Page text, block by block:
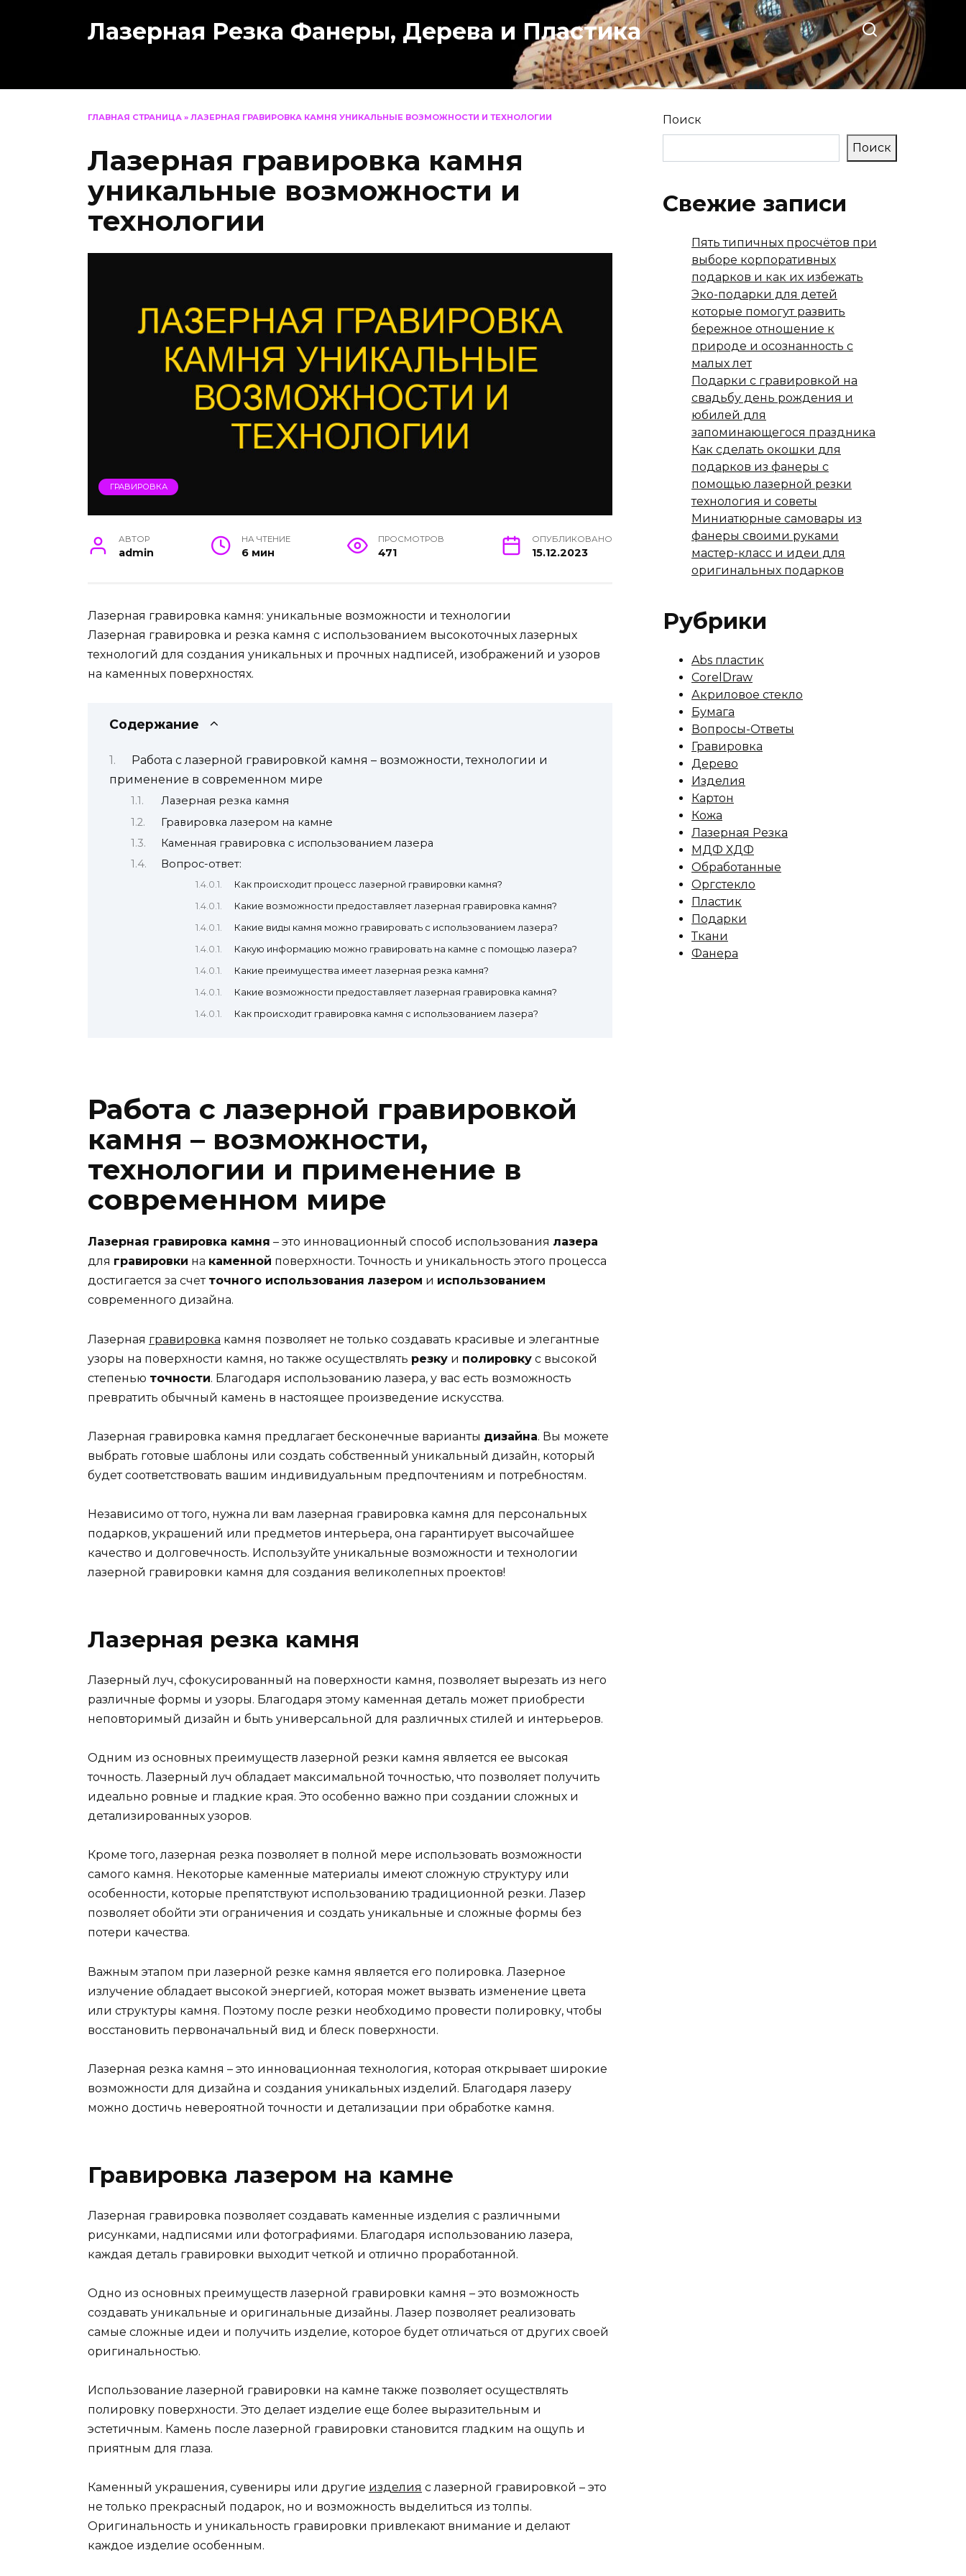
Лазерная Резка Фанеры, Дерева и Пластика
ГЛАВНАЯ СТРАНИЦА » ЛАЗЕРНАЯ ГРАВИРОВКА КАМНЯ УНИКАЛЬНЫЕ ВОЗМОЖНОСТИ И ТЕХНОЛОГИИ
Лазерная гравировка камня
уникальные возможности и
технологии
ГРАВИРОВКА
АВТОР
admin
НА ЧТЕНИЕ
6 мин
ПРОСМОТРОВ
471
ОПУБЛИКОВАНО
15.12.2023
Лазерная гравировка камня: уникальные возможности и технологии
Лазерная гравировка и резка камня с использованием высокоточных лазерных
технологий для создания уникальных и прочных надписей, изображений и узоров
на каменных поверхностях.
Содержание
Работа с лазерной гравировкой камня – возможности, технологии и
применение в современном мире
Лазерная резка камня
Гравировка лазером на камне
Каменная гравировка с использованием лазера
Вопрос-ответ:
Как происходит процесс лазерной гравировки камня?
Какие возможности предоставляет лазерная гравировка камня?
Какие виды камня можно гравировать с использованием лазера?
Какую информацию можно гравировать на камне с помощью лазера?
Какие преимущества имеет лазерная резка камня?
Какие возможности предоставляет лазерная гравировка камня?
Как происходит гравировка камня с использованием лазера?
Работа с лазерной гравировкой
камня – возможности,
технологии и применение в
современном мире
Лазерная гравировка камня – это инновационный способ использования лазера
для гравировки на каменной поверхности. Точность и уникальность этого процесса
достигается за счет точного использования лазером и использованием
современного дизайна.
Лазерная гравировка камня позволяет не только создавать красивые и элегантные
узоры на поверхности камня, но также осуществлять резку и полировку с высокой
степенью точности. Благодаря использованию лазера, у вас есть возможность
превратить обычный камень в настоящее произведение искусства.
Лазерная гравировка камня предлагает бесконечные варианты дизайна. Вы можете
выбрать готовые шаблоны или создать собственный уникальный дизайн, который
будет соответствовать вашим индивидуальным предпочтениям и потребностям.
Независимо от того, нужна ли вам лазерная гравировка камня для персональных
подарков, украшений или предметов интерьера, она гарантирует высочайшее
качество и долговечность. Используйте уникальные возможности и технологии
лазерной гравировки камня для создания великолепных проектов!
Лазерная резка камня
Лазерный луч, сфокусированный на поверхности камня, позволяет вырезать из него
различные формы и узоры. Благодаря этому каменная деталь может приобрести
неповторимый дизайн и быть универсальной для различных стилей и интерьеров.
Одним из основных преимуществ лазерной резки камня является ее высокая
точность. Лазерный луч обладает максимальной точностью, что позволяет получить
идеально ровные и гладкие края. Это особенно важно при создании сложных и
детализированных узоров.
Кроме того, лазерная резка позволяет в полной мере использовать возможности
самого камня. Некоторые каменные материалы имеют сложную структуру или
особенности, которые препятствуют использованию традиционной резки. Лазер
позволяет обойти эти ограничения и создать уникальные и сложные формы без
потери качества.
Важным этапом при лазерной резке камня является его полировка. Лазерное
излучение обладает высокой энергией, которая может вызвать изменение цвета
или структуры камня. Поэтому после резки необходимо провести полировку, чтобы
восстановить первоначальный вид и блеск поверхности.
Лазерная резка камня – это инновационная технология, которая открывает широкие
возможности для дизайна и создания уникальных изделий. Благодаря лазеру
можно достичь невероятной точности и детализации при обработке камня.
Гравировка лазером на камне
Лазерная гравировка позволяет создавать каменные изделия с различными
рисунками, надписями или фотографиями. Благодаря использованию лазера,
каждая деталь гравировки выходит четкой и отлично проработанной.
Одно из основных преимуществ лазерной гравировки камня – это возможность
создавать уникальные и оригинальные дизайны. Лазер позволяет реализовать
самые сложные идеи и получить изделие, которое будет отличаться от других своей
оригинальностью.
Использование лазерной гравировки на камне также позволяет осуществлять
полировку поверхности. Это делает изделие еще более выразительным и
эстетичным. Камень после лазерной гравировки становится гладким на ощупь и
приятным для глаза.
Каменный украшения, сувениры или другие изделия с лазерной гравировкой – это
не только прекрасный подарок, но и возможность выделиться из толпы.
Оригинальность и уникальность гравировки привлекают внимание и делают
каждое изделие особенным.
Поиск
Поиск
Свежие записи
Пять типичных просчётов при
выборе корпоративных
подарков и как их избежать
Эко-подарки для детей
которые помогут развить
бережное отношение к
природе и осознанность с
малых лет
Подарки с гравировкой на
свадьбу день рождения и
юбилей для
запоминающегося праздника
Как сделать окошки для
подарков из фанеры с
помощью лазерной резки
технология и советы
Миниатюрные самовары из
фанеры своими руками
мастер-класс и идеи для
оригинальных подарков
Рубрики
Abs пластик
CorelDraw
Акриловое стекло
Бумага
Вопросы-Ответы
Гравировка
Дерево
Изделия
Картон
Кожа
Лазерная Резка
МДФ ХДФ
Обработанные
Оргстекло
Пластик
Подарки
Ткани
Фанера